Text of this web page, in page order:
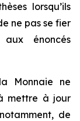
lorsqu’ils
ne pas se fier
énoncés
Monnaie ne
mettre à jour
de